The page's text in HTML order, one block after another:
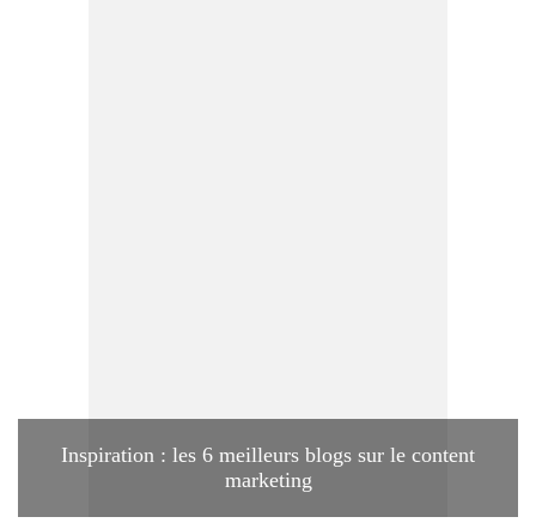
Inspiration : les 6 meilleurs blogs sur le content
marketing